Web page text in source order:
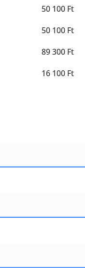
50 100 Ft
50 100 Ft
89 300 Ft
16 100 Ft